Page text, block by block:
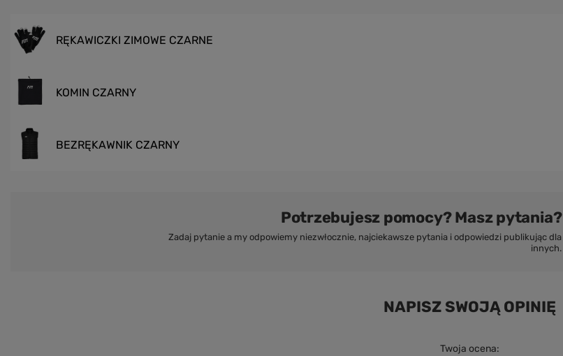
RĘKAWICZKI ZIMOWE CZARNE
KOMIN CZARNY
BEZRĘKAWNIK CZARNY
Potrzebujesz pomocy? Masz pytania?
Zadaj pytanie a my odpowiemy niezwłocznie, najciekawsze pytania i odpowiedzi publikując dla
innych.
NAPISZ SWOJĄ OPINIĘ
Twoja ocena: